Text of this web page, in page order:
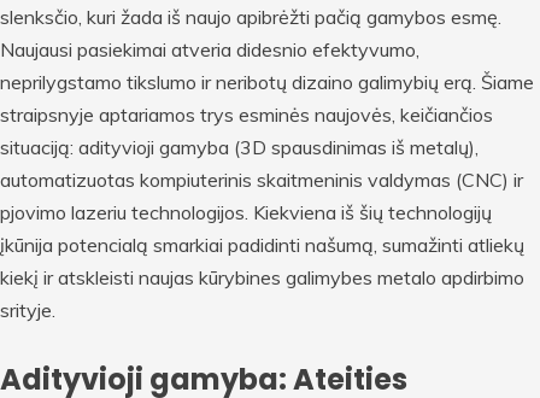
slenksčio, kuri žada iš naujo apibrėžti pačią gamybos esmę.
Naujausi pasiekimai atveria didesnio efektyvumo,
neprilygstamo tikslumo ir neribotų dizaino galimybių erą. Šiame
straipsnyje aptariamos trys esminės naujovės, keičiančios
situaciją: adityvioji gamyba (3D spausdinimas iš metalų),
automatizuotas kompiuterinis skaitmeninis valdymas (CNC) ir
pjovimo lazeriu technologijos. Kiekviena iš šių technologijų
įkūnija potencialą smarkiai padidinti našumą, sumažinti atliekų
kiekį ir atskleisti naujas kūrybines galimybes metalo apdirbimo
srityje.
Adityvioji gamyba: Ateities